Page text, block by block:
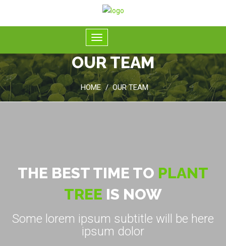
OUR TEAM
HOME OUR TEAM
THE BEST TIME TO PLANT
TREE IS NOW
Some lorem ipsum subtitle will be here
ipsum dolor